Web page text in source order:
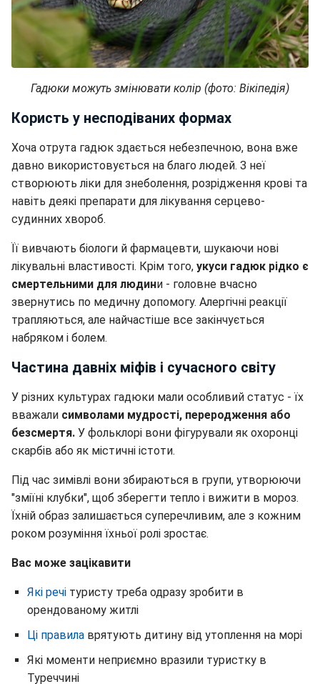
Гадюки можуть змінювати колір (фото: Вікіпедія)
Користь у несподіваних формах
Хоча отрута гадюк здається небезпечною, вона вже
давно використовується на благо людей. З неї
створюють ліки для знеболення, розрідження крові та
навіть деякі препарати для лікування серцево-
судинних хвороб.
Її вивчають біологи й фармацевти, шукаючи нові
лікувальні властивості. Крім того, укуси гадюк рідко є
смертельними для людини - головне вчасно
звернутись по медичну допомогу. Алергічні реакції
трапляються, але найчастіше все закінчується
набряком і болем.
Частина давніх міфів і сучасного світу
У різних культурах гадюки мали особливий статус - їх
вважали символами мудрості, переродження або
безсмертя. У фольклорі вони фігурували як охоронці
скарбів або як містичні істоти.
Під час зимівлі вони збираються в групи, утворюючи
"зміїні клубки", щоб зберегти тепло і вижити в мороз.
Їхній образ залишається суперечливим, але з кожним
роком розуміння їхньої ролі зростає.
Вас може зацікавити
Які речі туристу треба одразу зробити в
орендованому житлі
Ці правила врятують дитину від утоплення на морі
Які моменти неприємно вразили туристку в
Туреччині